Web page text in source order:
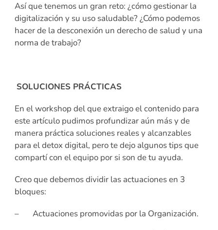
Así que tenemos un gran reto: ¿cómo gestionar la
digitalización y su uso saludable? ¿Cómo podemos
hacer de la desconexión un derecho de salud y una
norma de trabajo?
SOLUCIONES PRÁCTICAS
En el workshop del que extraigo el contenido para
este artículo pudimos profundizar aún más y de
manera práctica soluciones reales y alcanzables
para el detox digital, pero te dejo algunos tips que
compartí con el equipo por si son de tu ayuda.
Creo que debemos dividir las actuaciones en 3
bloques:
– Actuaciones promovidas por la Organización.